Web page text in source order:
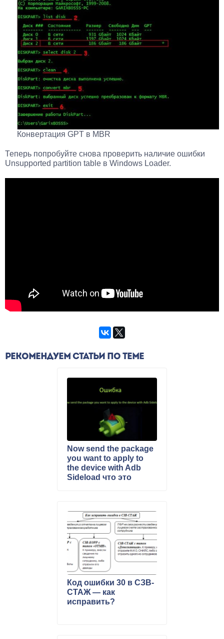
Конвертация GPT в MBR
Теперь попробуйте снова проверить наличие ошибки
Unsupported partition table в Windows Loader.
РЕКОМЕНДУЕМ СТАТЬИ ПО ТЕМЕ
Now send the package
you want to apply to
the device with Adb
Sideload что это
Код ошибки 30 в СЗВ-
СТАЖ — как
исправить?